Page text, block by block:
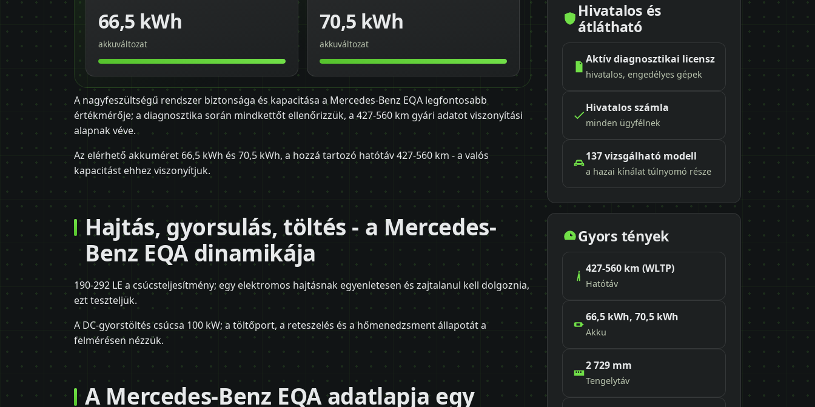
66,5 kWh
akkuváltozat
70,5 kWh
akkuváltozat
A nagyfeszültségű rendszer biztonsága és kapacitása a Mercedes-Benz EQA legfontosabb
értékmérője; a diagnosztika során mindkettőt ellenőrizzük, a 427-560 km gyári adatot viszonyítási
alapnak véve.
Az elérhető akkuméret 66,5 kWh és 70,5 kWh, a hozzá tartozó hatótáv 427-560 km - a valós
kapacitást ehhez viszonyítjuk.
Hajtás, gyorsulás, töltés - a Mercedes-
Benz EQA dinamikája
190-292 LE a csúcsteljesítmény; egy elektromos hajtásnak egyenletesen és zajtalanul kell dolgoznia,
ezt teszteljük.
A DC-gyorstöltés csúcsa 100 kW; a töltőport, a reteszelés és a hőmenedzsment állapotát a
felmérésen nézzük.
A Mercedes-Benz EQA adatlapja egy
Hivatalos és
átlátható
Aktív diagnosztikai licensz
hivatalos, engedélyes gépek
Hivatalos számla
minden ügyfélnek
137 vizsgálható modell
a hazai kínálat túlnyomó része
Gyors tények
427-560 km (WLTP)
Hatótáv
66,5 kWh, 70,5 kWh
Akku
2 729 mm
Tengelytáv